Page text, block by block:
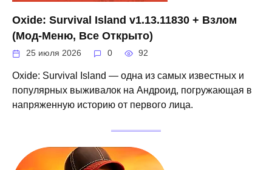
Oxide: Survival Island v1.13.11830 + Взлом
(Мод-Меню, Все Открыто)
25 июля 2026 0 92
Oxide: Survival Island — одна из самых известных и
популярных выживалок на Андроид, погружающая в
напряженную историю от первого лица.